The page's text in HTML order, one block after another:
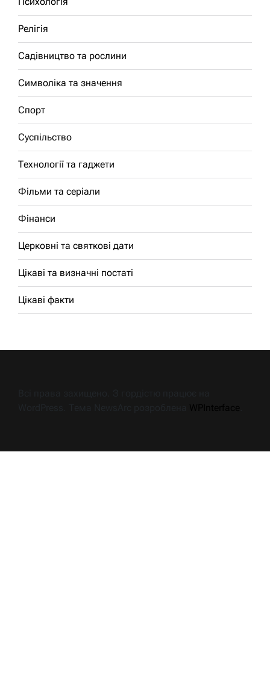
Релігія
Садівництво та рослини
Символіка та значення
Спорт
Суспільство
Технології та гаджети
Фільми та серіали
Фінанси
Церковні та святкові дати
Цікаві та визначні постаті
Цікаві факти